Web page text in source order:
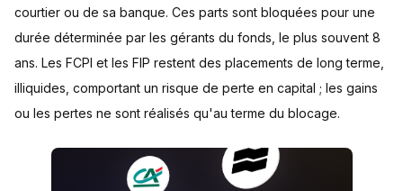
courtier ou de sa banque. Ces parts sont bloquées pour une
durée déterminée par les gérants du fonds, le plus souvent 8
ans. Les FCPI et les FIP restent des placements de long terme,
illiquides, comportant un risque de perte en capital ; les gains
ou les pertes ne sont réalisés qu'au terme du blocage.